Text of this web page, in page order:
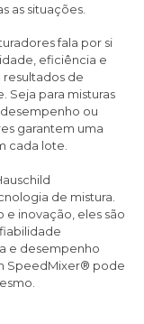
as situações.
fala por si
eficiência e
de
Seja para misturas
ou
garantem uma
cada lote.
de mistura.
e inovação, eles são
e desempenho
SpeedMixer® pode